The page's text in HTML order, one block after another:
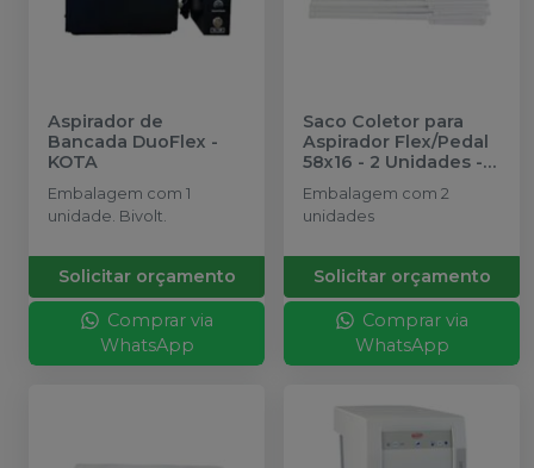
Aspirador de
Bancada DuoFlex -
KOTA
Embalagem com 1
unidade. Bivolt.
Solicitar orçamento
Comprar via
WhatsApp
Saco Coletor para
Aspirador Flex/Pedal
58x16 - 2 Unidades -
KOTA
Embalagem com 2
unidades
Solicitar orçamento
Comprar via
WhatsApp